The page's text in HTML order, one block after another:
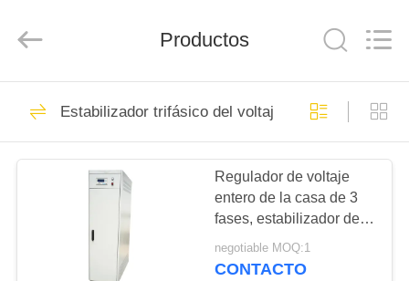
HOGAR
PRODUCTOS
NOSOTROS
power
Equipment
).
Reserved.
Estabilizador de la
corriente ALTERNA
Productos
Estabilizador trifásico del voltaje
Regulador de voltaje
entero de la casa de 3
fases, estabilizador de la
corriente ALTERNA de
100 KVA
negotiable MOQ:1
CONTACTO